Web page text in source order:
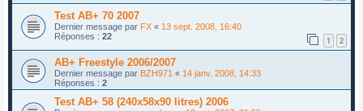
Test AB+ 70 2007
Dernier message par FX « 13 sept. 2008, 16:40
Réponses : 22 1 2
AB+ Freestyle 2006/2007
Dernier message par BZH971 « 14 janv. 2008, 14:33
Réponses : 2
Test AB+ 58 (240x58x90 litres) 2006